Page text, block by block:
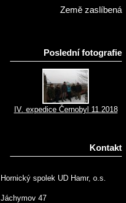
Země zaslíbená
Poslední fotografie
IV. expedice Černobyl 11.2018
Kontakt
Hornický spolek UD Hamr, o.s.
Jáchymov 47